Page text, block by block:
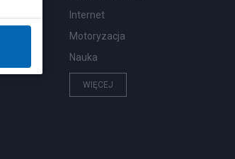
Internet
Motoryzacja
Nauka
WIĘCEJ